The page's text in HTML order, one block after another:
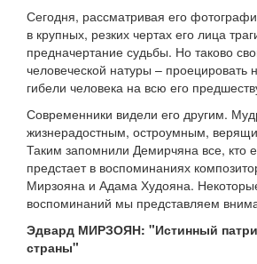
Сегодня, рассматривая его
в крупных, резких чертах его лица
предначертание судьбы. Но таково
человеческой натуры – проецировать
гибели человека на всю его
Современники видели его другим.
жизнерадостным, остроумным,
Таким запомнили Демирчяна все, кто
предстает в воспоминаниях
Мирзояна и Адама Худояна.
воспоминаний мы представляем
Эдвард МИРЗОЯН: "Истинный
страны"